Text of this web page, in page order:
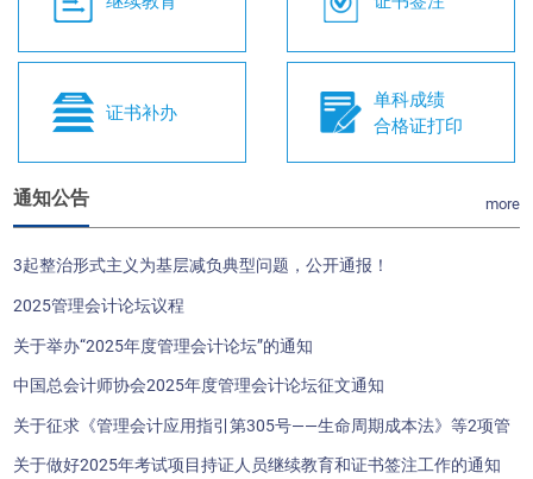
证书补办
单科成绩
合格证打印
more
通知公告
3起整治形式主义为基层减负典型问题，公开通报！
2025管理会计论坛议程
关于举办“2025年度管理会计论坛”的通知
中国总会计师协会2025年度管理会计论坛征文通知
关于征求《管理会计应用指引第305号——生命周期成本法》等2项管
理会计应用指引（征求意见稿）意见的函
关于做好2025年考试项目持证人员继续教育和证书签注工作的通知